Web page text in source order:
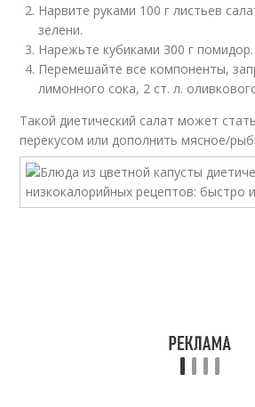
Нарвите руками 100 г листьев
зелени.
Нарежьте кубиками 300 г помидор.
Перемешайте все компоненты,
лимонного сока, 2 ст. л.
Такой диетический салат может
перекусом или дополнить мясное/